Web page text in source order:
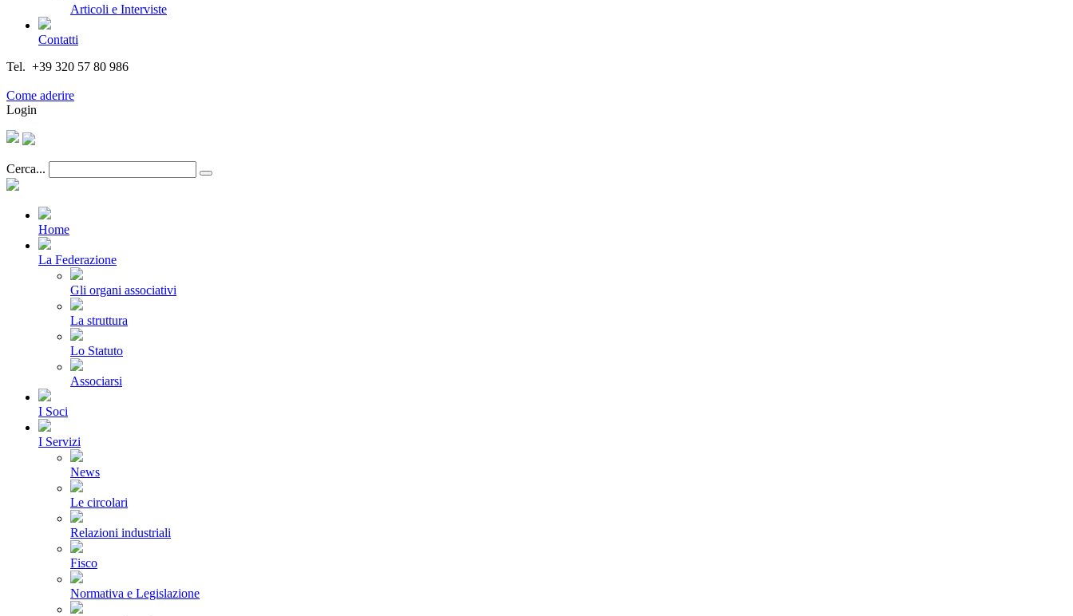
Articoli e Interviste
Contatti
Tel. +39 320 57 80 986
Come aderire
Login
Cerca...
Home
La Federazione
Gli organi associativi
La struttura
Lo Statuto
Associarsi
I Soci
I Servizi
News
Le circolari
Relazioni industriali
Fisco
Normativa e Legislazione